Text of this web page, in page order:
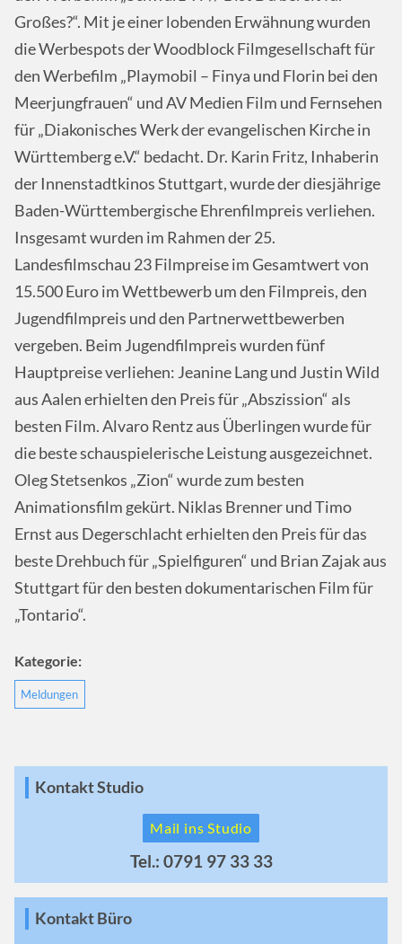
Großes?“. Mit je einer lobenden Erwähnung wurden
die Werbespots der Woodblock Filmgesellschaft für
den Werbefilm „Playmobil – Finya und Florin bei den
Meerjungfrauen“ und AV Medien Film und Fernsehen
für „Diakonisches Werk der evangelischen Kirche in
Württemberg e.V.“ bedacht. Dr. Karin Fritz, Inhaberin
der Innenstadtkinos Stuttgart, wurde der diesjährige
Baden-Württembergische Ehrenfilmpreis verliehen.
Insgesamt wurden im Rahmen der 25.
Landesfilmschau 23 Filmpreise im Gesamtwert von
15.500 Euro im Wettbewerb um den Filmpreis, den
Jugendfilmpreis und den Partnerwettbewerben
vergeben. Beim Jugendfilmpreis wurden fünf
Hauptpreise verliehen: Jeanine Lang und Justin Wild
aus Aalen erhielten den Preis für „Abszission“ als
besten Film. Alvaro Rentz aus Überlingen wurde für
die beste schauspielerische Leistung ausgezeichnet.
Oleg Stetsenkos „Zion“ wurde zum besten
Animationsfilm gekürt. Niklas Brenner und Timo
Ernst aus Degerschlacht erhielten den Preis für das
beste Drehbuch für „Spielfiguren“ und Brian Zajak aus
Stuttgart für den besten dokumentarischen Film für
„Tontario“.
Kategorie:
Meldungen
Kontakt Studio
Mail ins Studio
Tel.: 0791 97 33 33
Kontakt Büro